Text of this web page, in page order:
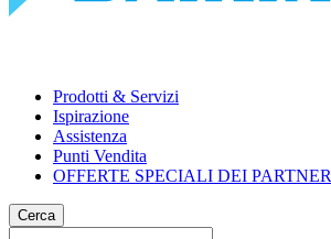
Prodotti & Servizi
Ispirazione
Assistenza
Punti Vendita
OFFERTE SPECIALI DEI PARTNER
Cerca